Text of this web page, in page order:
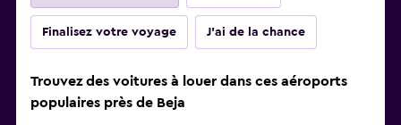
Finalisez votre voyage J'ai de la chance
Trouvez des voitures à louer dans ces aéroports
populaires près de Beja